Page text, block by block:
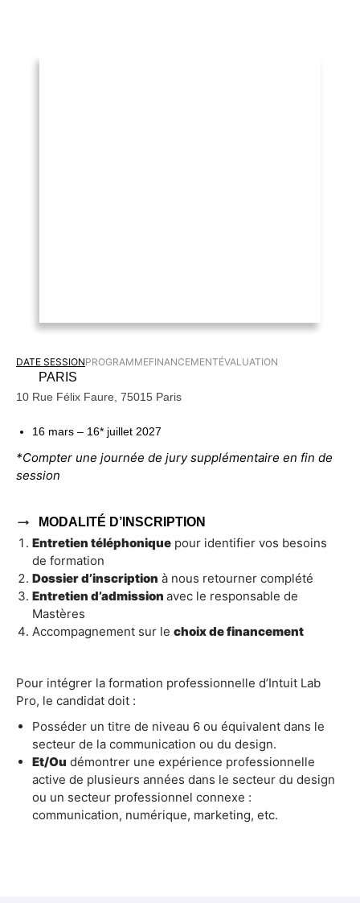
DATE SESSIONPROGRAMMEFINANCEMENTÉVALUATION
PARIS
10 Rue Félix Faure, 75015 Paris
16 mars – 16* juillet 2027
*Compter une journée de jury supplémentaire en fin de
session
MODALITÉ D’INSCRIPTION
Entretien téléphonique pour identifier vos besoins
de formation
Dossier d’inscription à nous retourner complété
Entretien d’admission avec le responsable de
Mastères
Accompagnement sur le choix de financement
Pour intégrer la formation professionnelle d’Intuit Lab
Pro, le candidat doit :
Posséder un titre de niveau 6 ou équivalent dans le
secteur de la communication ou du design.
Et/Ou démontrer une expérience professionnelle
active de plusieurs années dans le secteur du design
ou un secteur professionnel connexe :
communication, numérique, marketing, etc.